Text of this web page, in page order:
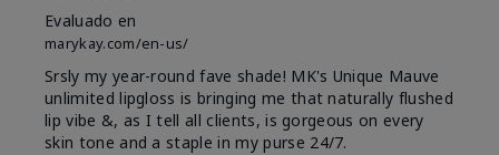
Evaluado en
marykay.com/en-us/
Srsly my year-round fave shade! MK's Unique Mauve
unlimited lipgloss is bringing me that naturally flushed
lip vibe &, as I tell all clients, is gorgeous on every
skin tone and a staple in my purse 24/7.